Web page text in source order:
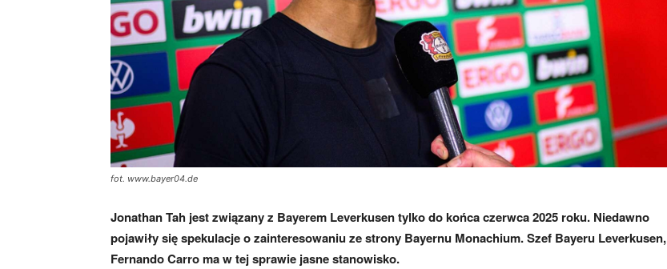
mecze,
fot. www.bayer04.de
Jonathan Tah jest związany z Bayerem Leverkusen tylko do końca czerwca 2025 roku. Niedawno
pojawiły się spekulacje o zainteresowaniu ze strony Bayernu Monachium. Szef Bayeru Leverkusen,
Fernando Carro ma w tej sprawie jasne stanowisko.